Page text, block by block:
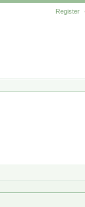
Register